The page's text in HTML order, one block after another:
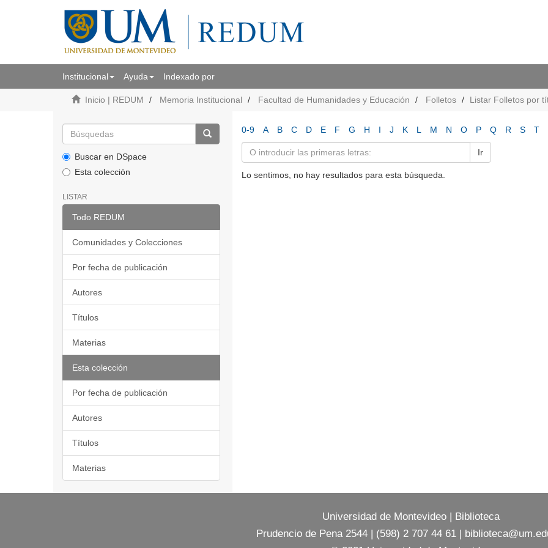
Institucional Ayuda Indexado por
Inicio | REDUM Memoria Institucional Facultad de Humanidades y Educación Folletos Listar Folletos por
Buscar en DSpace
Esta colección
LISTAR
Todo REDUM
Comunidades y Colecciones
Por fecha de publicación
Autores
Títulos
Materias
Esta colección
Por fecha de publicación
Autores
Títulos
Materias
0-9 A B C D E F G H I J K L M N O P Q R S T
Ir
Lo sentimos, no hay resultados para esta búsqueda.
Universidad de Montevideo | Biblioteca
Prudencio de Pena 2544 | (598) 2 707 44 61 |